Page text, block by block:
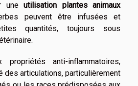
uneutilisation plantes animaux
peuvent être infusées et
quantités, toujours sous
propriétés anti-inflammatoires,
des articulations, particulièrement